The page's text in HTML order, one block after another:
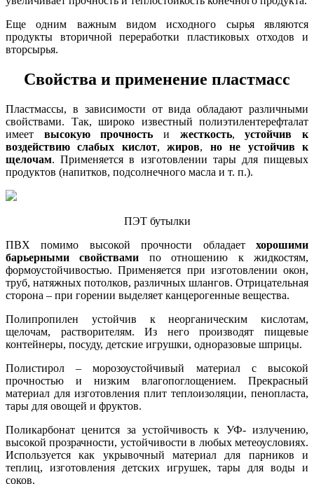
Еще одним важным видом исходного сырья являются
продукты вторичной переработки пластиковых отходов и
вторсырья.
Свойства и применение пластмасс
Пластмассы, в зависимости от вида обладают различными
свойствами. Так, широко известный полиэтилентерефталат
имеет высокую прочность и жесткость,устойчив к
воздействию слабых кислот,жиров, но не устойчив к
щелочам. Применяется в изготовлении тары для пищевых
продуктов (напитков, подсолнечного масла и т. п.).
ПЭТ бутылки
ПВХ помимо высокой прочности обладает хорошими
барьерными свойствами по отношению к жидкостям,
формоустойчивостью. Применяется при изготовлении окон,
труб, натяжных потолков, различных шлангов. Отрицательная
сторона – при горении выделяет канцерогенные вещества.
Полипропилен устойчив к неорганическим кислотам,
щелочам, растворителям. Из него производят пищевые
контейнеры, посуду, детские игрушки, одноразовые шприцы.
Полистирол – морозоустойчивый материал с высокой
прочностью и низким влагопоглощением. Прекрасный
материал для изготовления плит теплоизоляции, пенопласта,
тары для овощей и фруктов.
Поликарбонат ценится за устойчивость к УФ- излучению,
высокой прозрачности, устойчивости в любых метеоусловиях.
Используется как укрывочный материал для парников и
теплиц, изготовления детских игрушек, тары для воды и
соков.